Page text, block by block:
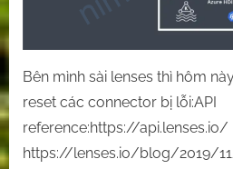
Bên mình sài lenses thì hôm
reset các connector bị lỗi:API
reference:https://api.lenses.io/
https://lenses.io/blog/2019/